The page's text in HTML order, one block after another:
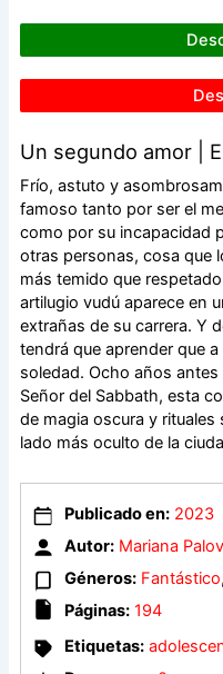
Un segundo amor |
Frío, astuto y
famoso tanto por ser el
como por su incapacidad
otras personas, cosa que
más temido que
artilugio vudú aparece en
extrañas de su carrera. Y
tendrá que aprender que
soledad. Ocho años
Señor del Sabbath, esta
de magia oscura y
lado más oculto de la
Publicado en: 2023
Autor: Mariana
Géneros: Fantástico,
Páginas: 194
Etiquetas: